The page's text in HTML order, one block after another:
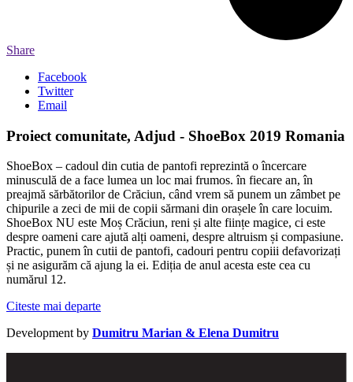
Share
Facebook
Twitter
Email
Proiect comunitate, Adjud - ShoeBox 2019 Romania
ShoeBox – cadoul din cutia de pantofi reprezintă o încercare
minusculă de a face lumea un loc mai frumos. în fiecare an, în
preajmă sărbătorilor de Crăciun, când vrem să punem un zâmbet pe
chipurile a zeci de mii de copii sărmani din orașele în care locuim.
ShoeBox NU este Moș Crăciun, reni și alte ființe magice, ci este
despre oameni care ajută alți oameni, despre altruism și compasiune.
Practic, punem în cutii de pantofi, cadouri pentru copiii defavorizați
și ne asigurăm că ajung la ei. Ediția de anul acesta este cea cu
numărul 12.
Citeste mai departe
Development by Dumitru Marian & Elena Dumitru